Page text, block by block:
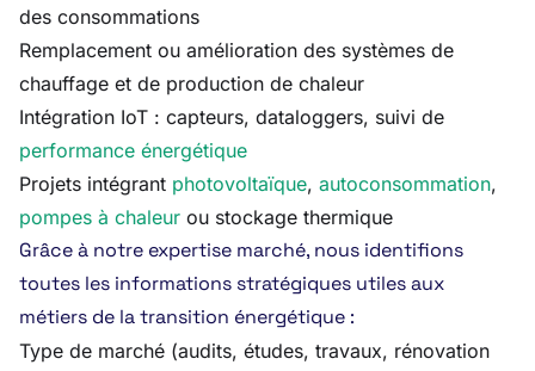
des consommations
Remplacement ou amélioration des systèmes de
chauffage et de production de chaleur
Intégration IoT : capteurs, dataloggers, suivi de
performance énergétique
Projets intégrant photovoltaïque, autoconsommation,
pompes à chaleur ou stockage thermique
Grâce à notre expertise marché, nous identifions
toutes les informations stratégiques utiles aux
métiers de la transition énergétique :
Type de marché (audits, études, travaux, rénovation